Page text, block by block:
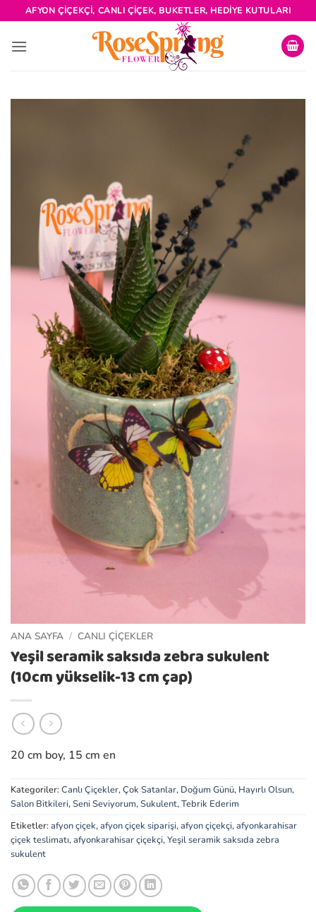
İçeriğe
atla
AFYON ÇIÇEKÇI, CANLI ÇIÇEK, BUKETLER, HEDIYE KUTULARI
ANA SAYFA / CANLI ÇIÇEKLER
Yeşil seramik saksıda zebra sukulent
(10cm yükselik-13 cm çap)
20 cm boy, 15 cm en
Kategoriler:Canlı Çiçekler,Çok Satanlar, Doğum Günü, Hayırlı Olsun,
Salon Bitkileri,Seni Seviyorum,Sukulent,Tebrik Ederim
Etiketler:afyon çiçek,afyon çiçek siparişi,afyon çiçekçi,afyonkarahisar
çiçek teslimatı,afyonkarahisar çiçekçi,Yeşil seramik saksıda zebra
sukulent